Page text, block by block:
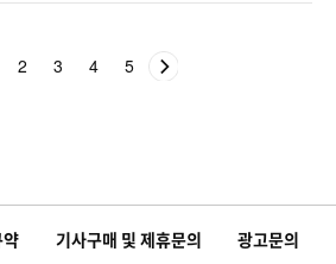
2 3 4 5
기사구매 및 제휴문의 광고문의